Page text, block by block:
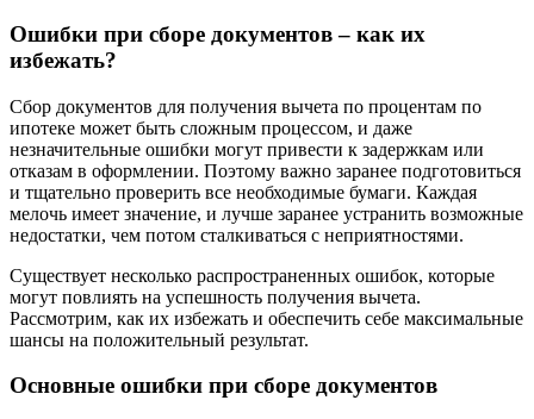
Ошибки при сборе документов – как их
избежать?
Сбор документов для получения вычета по процентам по
ипотеке может быть сложным процессом, и даже
незначительные ошибки могут привести к задержкам или
отказам в оформлении. Поэтому важно заранее подготовиться
и тщательно проверить все необходимые бумаги. Каждая
мелочь имеет значение, и лучше заранее устранить возможные
недостатки, чем потом сталкиваться с неприятностями.
Существует несколько распространенных ошибок, которые
могут повлиять на успешность получения вычета.
Рассмотрим, как их избежать и обеспечить себе максимальные
шансы на положительный результат.
Основные ошибки при сборе документов